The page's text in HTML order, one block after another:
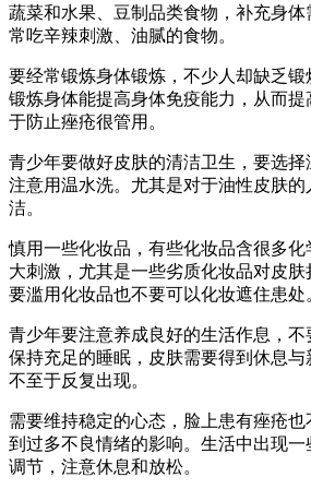
蔬菜和水果、豆制品类食物，补充身
常吃辛辣刺激、油腻的食物。
要经常锻炼身体锻炼，不少人却缺乏锻
锻炼身体能提高身体免疫能力，从而
于防止痤疮很管用。
青少年要做好皮肤的清洁卫生，要选择
注意用温水洗。尤其是对于油性皮肤
洁。
慎用一些化妆品，有些化妆品含很多
大刺激，尤其是一些劣质化妆品对皮
要滥用化妆品也不要可以化妆遮住患处
青少年要注意养成良好的生活作息，
保持充足的睡眠，皮肤需要得到休息
不至于反复出现。
需要维持稳定的心态，脸上患有痤疮
到过多不良情绪的影响。生活中出现
调节，注意休息和放松。